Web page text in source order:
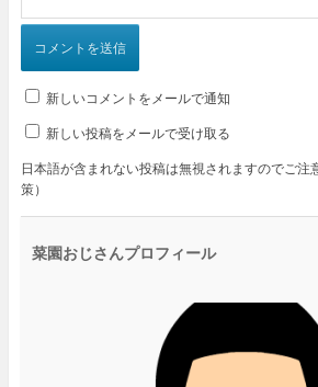
新しいコメントをメールで通知
新しい投稿をメールで受け取る
日本語が含まれない投稿は無視されますのでご注
策）
菜園おじさんプロフィール